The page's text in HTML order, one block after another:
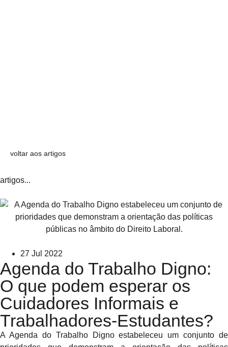
voltar aos artigos
artigos...
27 Jul 2022
Agenda do Trabalho Digno:
O que podem esperar os
Cuidadores Informais e
Trabalhadores-Estudantes?
A Agenda do Trabalho Digno estabeleceu um conjunto de